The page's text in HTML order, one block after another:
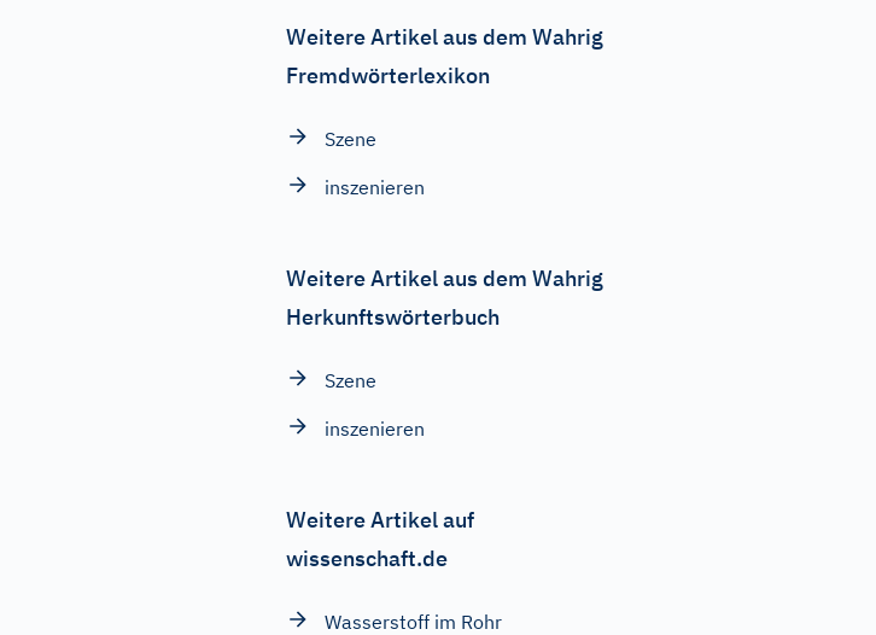
Weitere Artikel aus dem Wahrig
Fremdwörterlexikon
Szene
inszenieren
Weitere Artikel aus dem Wahrig
Herkunftswörterbuch
Szene
inszenieren
Weitere Artikel auf
wissenschaft.de
Wasserstoff im Rohr